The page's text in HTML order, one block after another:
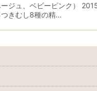
ジュ、ベビーピンク）
きむし8種の精…